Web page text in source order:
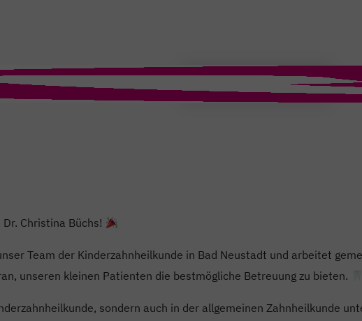
Dr. Christina Büchs!
Team der Kinderzahnheilkunde in Bad Neustadt und arbeitet
unseren kleinen Patienten die bestmögliche Betreuung zu bieten.
sondern auch in der allgemeinen Zahnheilkunde